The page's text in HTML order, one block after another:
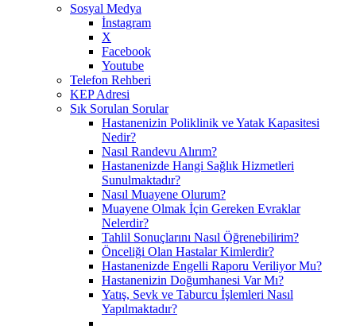
Sosyal Medya
İnstagram
X
Facebook
Youtube
Telefon Rehberi
KEP Adresi
Sık Sorulan Sorular
Hastanenizin Poliklinik ve Yatak Kapasitesi
Nedir?
Nasıl Randevu Alırım?
Hastanenizde Hangi Sağlık Hizmetleri
Sunulmaktadır?
Nasıl Muayene Olurum?
Muayene Olmak İçin Gereken Evraklar
Nelerdir?
Tahlil Sonuçlarını Nasıl Öğrenebilirim?
Önceliği Olan Hastalar Kimlerdir?
Hastanenizde Engelli Raporu Veriliyor Mu?
Hastanenizin Doğumhanesi Var Mı?
Yatış, Sevk ve Taburcu İşlemleri Nasıl
Yapılmaktadır?